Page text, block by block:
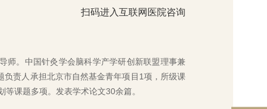
扫码进入互联网医院咨询
师。中国针灸学会脑科学产学研创新联盟理事兼
责人承担北京市自然基金青年项目1项，所级课
课题多项。发表学术论文30余篇。